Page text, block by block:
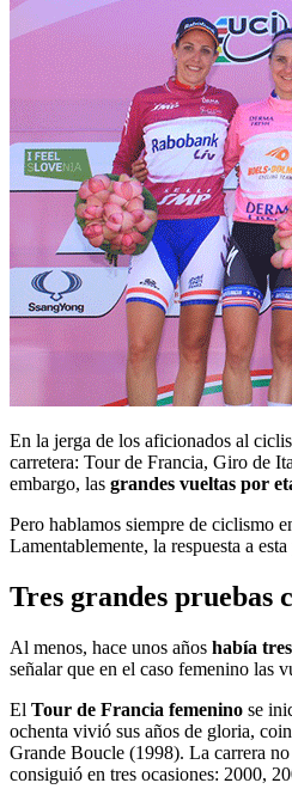
En la jerga de los aficionados al
carretera: Tour de Francia, Giro de
embargo, las grandes vueltas por
Pero hablamos siempre de ciclismo
Lamentablemente, la respuesta a
Tres grandes pruebas
Al menos, hace unos años había
señalar que en el caso femenino las
El Tour de Francia femenino se
ochenta vivió sus años de gloria,
Grande Boucle (1998). La carrera
consiguió en tres ocasiones: 2000,